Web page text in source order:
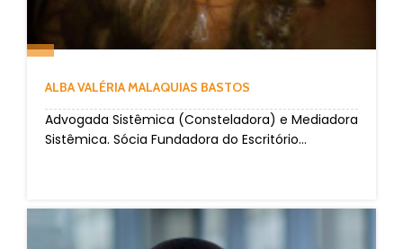
ALBA VALÉRIA MALAQUIAS BASTOS
Advogada Sistêmica (Consteladora) e Mediadora
Sistêmica. Sócia Fundadora do Escritório...